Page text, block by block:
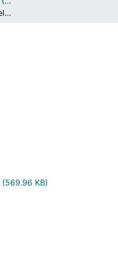
Com publicar
Portugal: Trajectòria del Estado Novo a la Revolució dels Clavells.El final de quaranta anys d'història d'un desconegut (1933-1976)
(569.96 KB)